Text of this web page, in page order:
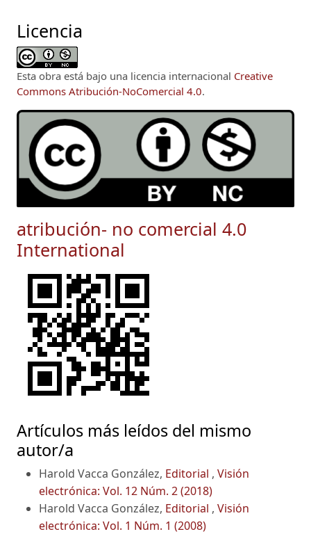
Licencia
Esta obra está bajo una licencia internacional Creative
Commons Atribución-NoComercial 4.0.
atribución- no comercial 4.0
International
Artículos más leídos del mismo
autor/a
Harold Vacca González, Editorial , Visión
electrónica: Vol. 12 Núm. 2 (2018)
Harold Vacca González, Editorial , Visión
electrónica: Vol. 1 Núm. 1 (2008)